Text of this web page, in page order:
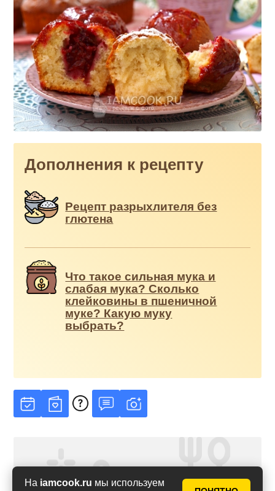
На iamcook.ru мы используем
Дополнения к рецепту
Рецепт разрыхлителя без
глютена
Что такое сильная мука и
слабая мука? Сколько
клейковины в пшеничной
муке? Какую муку
выбрать?